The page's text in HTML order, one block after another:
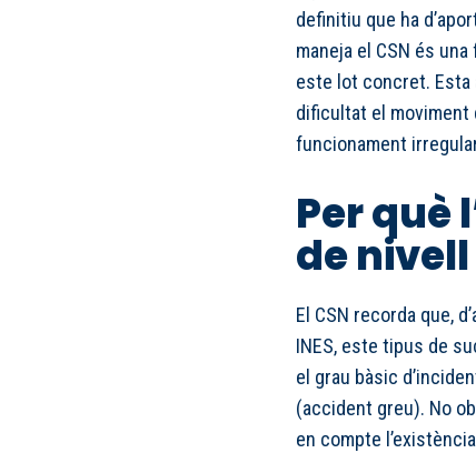
definitiu que ha
maneja el CSN és
este lot concret. Esta
dificultat el moviment
funcionament
Per què
de nivell
El CSN recorda que,
INES, este tipus de
el grau bàsic
(accident greu). No
en compte